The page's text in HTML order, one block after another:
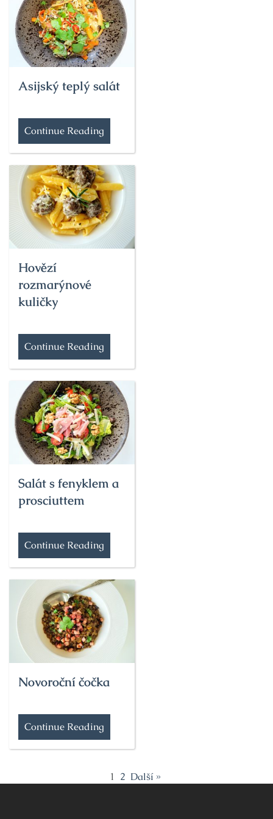
Asijský teplý salát
Continue Reading
Hovězí
rozmarýnové
kuličky
Continue Reading
Salát s fenyklem a
prosciuttem
Continue Reading
Novoroční čočka
Continue Reading
1 2 Další »